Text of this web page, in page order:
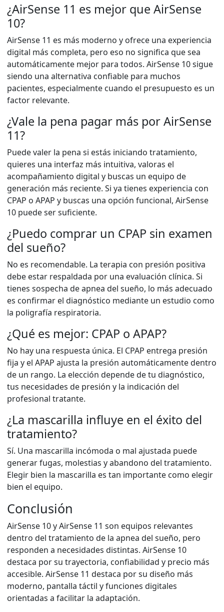
¿AirSense 11 es mejor que AirSense
10?
AirSense 11 es más moderno y ofrece una experiencia
digital más completa, pero eso no significa que sea
automáticamente mejor para todos. AirSense 10 sigue
siendo una alternativa confiable para muchos
pacientes, especialmente cuando el presupuesto es un
factor relevante.
¿Vale la pena pagar más por AirSense
11?
Puede valer la pena si estás iniciando tratamiento,
quieres una interfaz más intuitiva, valoras el
acompañamiento digital y buscas un equipo de
generación más reciente. Si ya tienes experiencia con
CPAP o APAP y buscas una opción funcional, AirSense
10 puede ser suficiente.
¿Puedo comprar un CPAP sin examen
del sueño?
No es recomendable. La terapia con presión positiva
debe estar respaldada por una evaluación clínica. Si
tienes sospecha de apnea del sueño, lo más adecuado
es confirmar el diagnóstico mediante un estudio como
la poligrafía respiratoria.
¿Qué es mejor: CPAP o APAP?
No hay una respuesta única. El CPAP entrega presión
fija y el APAP ajusta la presión automáticamente dentro
de un rango. La elección depende de tu diagnóstico,
tus necesidades de presión y la indicación del
profesional tratante.
¿La mascarilla influye en el éxito del
tratamiento?
Sí. Una mascarilla incómoda o mal ajustada puede
generar fugas, molestias y abandono del tratamiento.
Elegir bien la mascarilla es tan importante como elegir
bien el equipo.
Conclusión
AirSense 10 y AirSense 11 son equipos relevantes
dentro del tratamiento de la apnea del sueño, pero
responden a necesidades distintas. AirSense 10
destaca por su trayectoria, confiabilidad y precio más
accesible. AirSense 11 destaca por su diseño más
moderno, pantalla táctil y funciones digitales
orientadas a facilitar la adaptación.